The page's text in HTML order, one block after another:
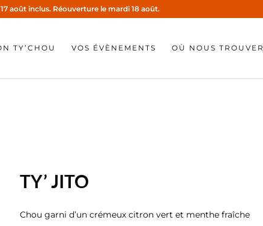
août inclus. Réouverture le mardi 18 août.
TY’CHOU VOS ÉVÈNEMENTS OÙ NOUS TROUVER
TY’ JITO
Chou garni d’un crémeux citron vert et menthe fraîche